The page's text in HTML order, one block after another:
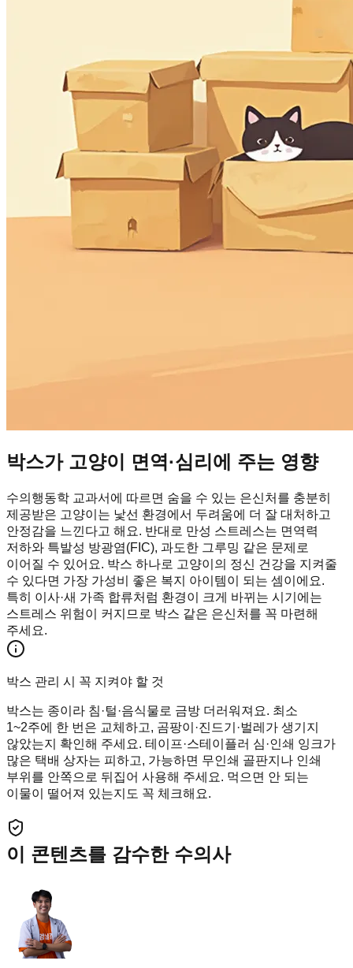
박스가 고양이 면역·심리에 주는 영향
수의행동학 교과서에 따르면 숨을 수 있는 은신처를 충분히
제공받은 고양이는 낯선 환경에서 두려움에 더 잘 대처하고
안정감을 느낀다고 해요. 반대로 만성 스트레스는 면역력
저하와 특발성 방광염(FIC), 과도한 그루밍 같은 문제로
이어질 수 있어요. 박스 하나로 고양이의 정신 건강을 지켜줄
수 있다면 가장 가성비 좋은 복지 아이템이 되는 셈이에요.
특히 이사·새 가족 합류처럼 환경이 크게 바뀌는 시기에는
스트레스 위험이 커지므로 박스 같은 은신처를 꼭 마련해
주세요.
박스 관리 시 꼭 지켜야 할 것
박스는 종이라 침·털·음식물로 금방 더러워져요. 최소
1~2주에 한 번은 교체하고, 곰팡이·진드기·벌레가 생기지
않았는지 확인해 주세요. 테이프·스테이플러 심·인쇄 잉크가
많은 택배 상자는 피하고, 가능하면 무인쇄 골판지나 인쇄
부위를 안쪽으로 뒤집어 사용해 주세요. 먹으면 안 되는
이물이 떨어져 있는지도 꼭 체크해요.
이 콘텐츠를 감수한 수의사